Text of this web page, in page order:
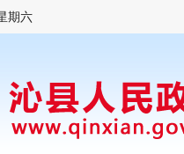
期六